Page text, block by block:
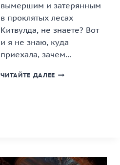
вымершим и затерянным
в проклятых лесах
Китвулда, не знаете? Вот
и я не знаю, куда
приехала, зачем…
ЧИТАЙТЕ ДАЛЕЕ «ДУШЕПРИКАЗЧИЦА